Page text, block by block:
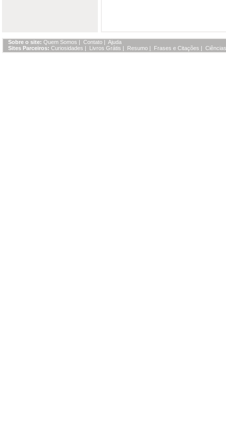
Sobre o site: Quem Somos | Contato | Ajuda
Sites Parceiros: Curiosidades | Livros Grátis | Resumo | Frases e Citações |